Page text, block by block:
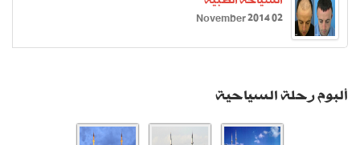
02 November 2014
ألبوم رحلة السياحية